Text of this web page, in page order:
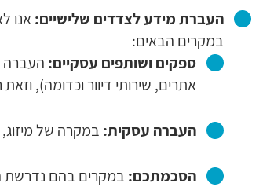
העברת מידע לצדדים שלישיים:אנו
במקרים הבאים:
ספקים ושותפים עסקיים: העברה
אתרים, שירותי דיוור וכדומה),
העברה עסקית: במקרה של
הסכמתכם: במקרים בהם